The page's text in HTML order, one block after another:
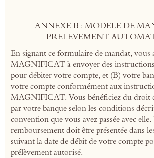
ANNEXE B : MODELE DE
PRELEVEMENT
En signant ce formulaire de mandat, vous
MAGNIFICAT à envoyer des
pour débiter votre compte, et (B) votre
votre compte conformément aux
MAGNIFICAT. Vous bénéficiez du droit
par votre banque selon les conditions
convention que vous avez passée avec
remboursement doit être présentée dans
suivant la date de débit de votre compte
prélèvement autorisé.